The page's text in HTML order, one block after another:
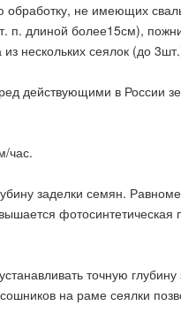
обработку, не имеющих
п. длиной более15см),
нескольких сеялок (до
действующими в России
час.
заделки семян.
точную
на раме сеялки